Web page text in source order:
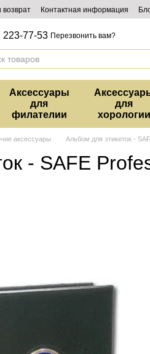
Контактная информация
223-77-53 Перезвонить вам?
Аксессуары
для
филателии
для
хорологии
аксессуары Альбом для этикеток -
- SAFE